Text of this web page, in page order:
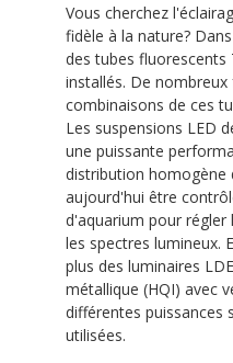
Vous cherchez
fidèle à la nature?
des tubes fluorescents
installés. De
combinaisons de ces
Les suspensions LED
une puissante
distribution homogène
aujourd'hui être
d'aquarium pour
les spectres lumineux.
plus des luminaires
métallique (HQI) avec
différentes puissances
utilisées.